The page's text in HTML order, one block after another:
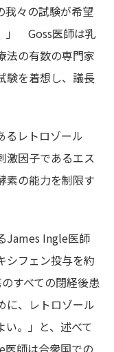
我々の試験が希望
」 Goss医師は乳
法の有数の専門家
験を着想し、議長
るレトロゾール
激因子であるエス
素の能力を制限す
James Ingle医師
シフェン投与を約
すべての閉経後患
に、レトロゾール
。」と、述べて
医師は合衆国での